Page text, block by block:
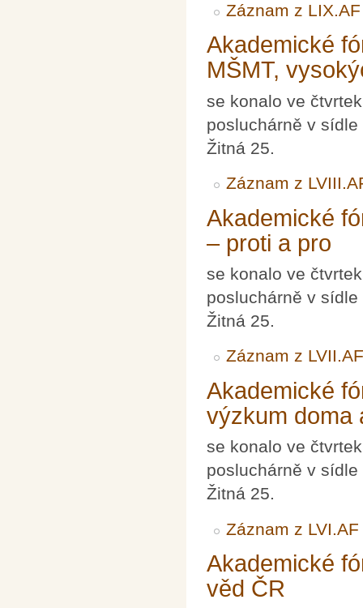
Záznam z LIX.AF
Akademické
MŠMT,
se konalo ve
posluchárně v
Žitná 25.
Záznam z
Akademické
– proti a pro
se konalo ve
posluchárně v
Žitná 25.
Záznam z
Akademické
výzkum doma
se konalo ve
posluchárně v
Žitná 25.
Záznam z LVI.AF
Akademické
věd ČR